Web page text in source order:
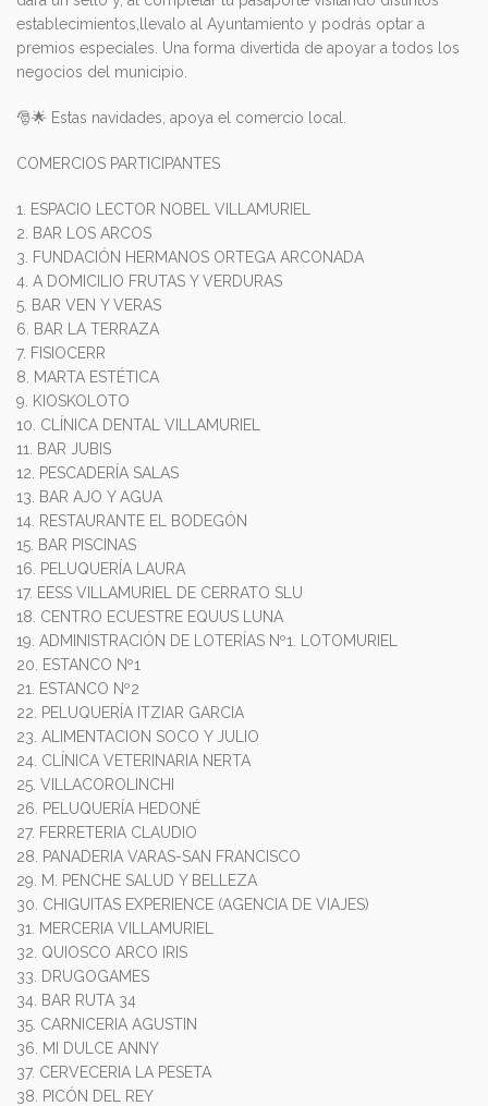
establecimientos,llevalo al Ayuntamiento y podrás optar a
premios especiales. Una forma divertida de apoyar a todos los
negocios del municipio.
🎅🌟 Estas navidades, apoya el comercio local.
COMERCIOS PARTICIPANTES
1. ESPACIO LECTOR NOBEL VILLAMURIEL
2. BAR LOS ARCOS
3. FUNDACIÓN HERMANOS ORTEGA ARCONADA
4. A DOMICILIO FRUTAS Y VERDURAS
5. BAR VEN Y VERAS
6. BAR LA TERRAZA
7. FISIOCERR
8. MARTA ESTÉTICA
9. KIOSKOLOTO
10. CLÍNICA DENTAL VILLAMURIEL
11. BAR JUBIS
12. PESCADERÍA SALAS
13. BAR AJO Y AGUA
14. RESTAURANTE EL BODEGÓN
15. BAR PISCINAS
16. PELUQUERÍA LAURA
17. EESS VILLAMURIEL DE CERRATO SLU
18. CENTRO ECUESTRE EQUUS LUNA
19. ADMINISTRACIÓN DE LOTERÍAS Nº1. LOTOMURIEL
20. ESTANCO Nº1
21. ESTANCO Nº2
22. PELUQUERÍA ITZIAR GARCIA
23. ALIMENTACION SOCO Y JULIO
24. CLÍNICA VETERINARIA NERTA
25. VILLACOROLINCHI
26. PELUQUERÍA HEDONÉ
27. FERRETERIA CLAUDIO
28. PANADERIA VARAS-SAN FRANCISCO
29. M. PENCHE SALUD Y BELLEZA
30. CHIGUITAS EXPERIENCE (AGENCIA DE VIAJES)
31. MERCERIA VILLAMURIEL
32. QUIOSCO ARCO IRIS
33. DRUGOGAMES
34. BAR RUTA 34
35. CARNICERIA AGUSTIN
36. MI DULCE ANNY
37. CERVECERIA LA PESETA
38. PICÓN DEL REY